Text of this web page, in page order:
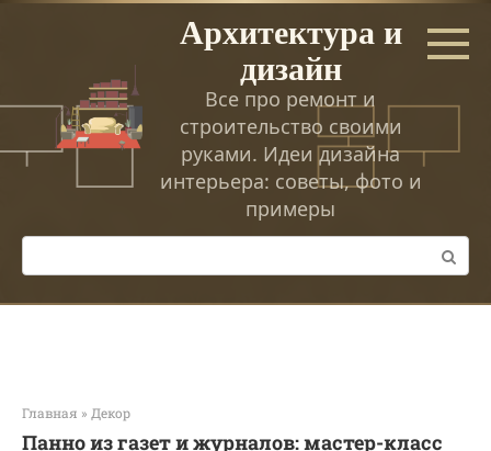
Перейти
Архитектура и
дизайн
Все про ремонт и
строительство своими
руками. Идеи дизайна
интерьера: советы, фото и
примеры
Поиск:
Главная » Декор
Панно из газет и журналов: мастер-класс